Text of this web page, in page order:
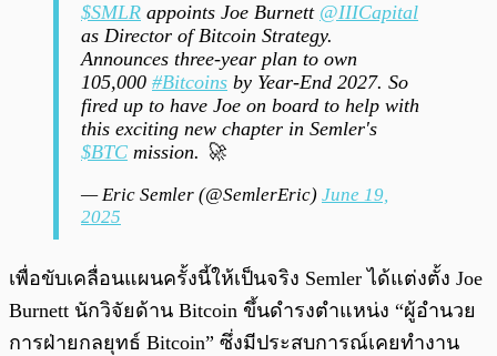
$SMLR appoints Joe Burnett @IIICapital
as Director of Bitcoin Strategy.
Announces three-year plan to own
105,000 #Bitcoins by Year-End 2027. So
fired up to have Joe on board to help with
this exciting new chapter in Semler's
$BTC mission. 🚀
— Eric Semler (@SemlerEric) June 19,
2025
เพื่อขับเคลื่อนแผนครั้งนี้ให้เป็นจริง Semler ได้แต่งตั้ง Joe
Burnett นักวิจัยด้าน Bitcoin ขึ้นดำรงตำแหน่ง “ผู้อำนวย
การฝ่ายกลยุทธ์ Bitcoin” ซึ่งมีประสบการณ์เคยทำงาน